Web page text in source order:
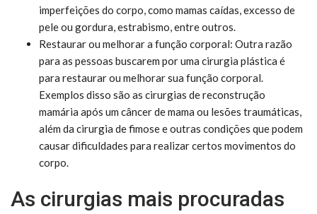
imperfeições do corpo, como mamas caídas, excesso de
pele ou gordura, estrabismo, entre outros.
Restaurar ou melhorar a função corporal: Outra razão
para as pessoas buscarem por uma cirurgia plástica é
para restaurar ou melhorar sua função corporal.
Exemplos disso são as cirurgias de reconstrução
mamária após um câncer de mama ou lesões traumáticas,
além da cirurgia de fimose e outras condições que podem
causar dificuldades para realizar certos movimentos do
corpo.
As cirurgias mais procuradas